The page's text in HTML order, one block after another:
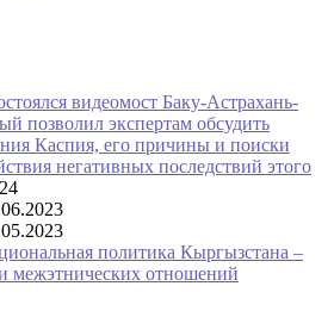
видеомост Баку-Астрахань-
позволил экспертам обсудить
Каспия, его причины и поиски
негативных последствий этого
политика Кыргызстана –
межэтнических отношений